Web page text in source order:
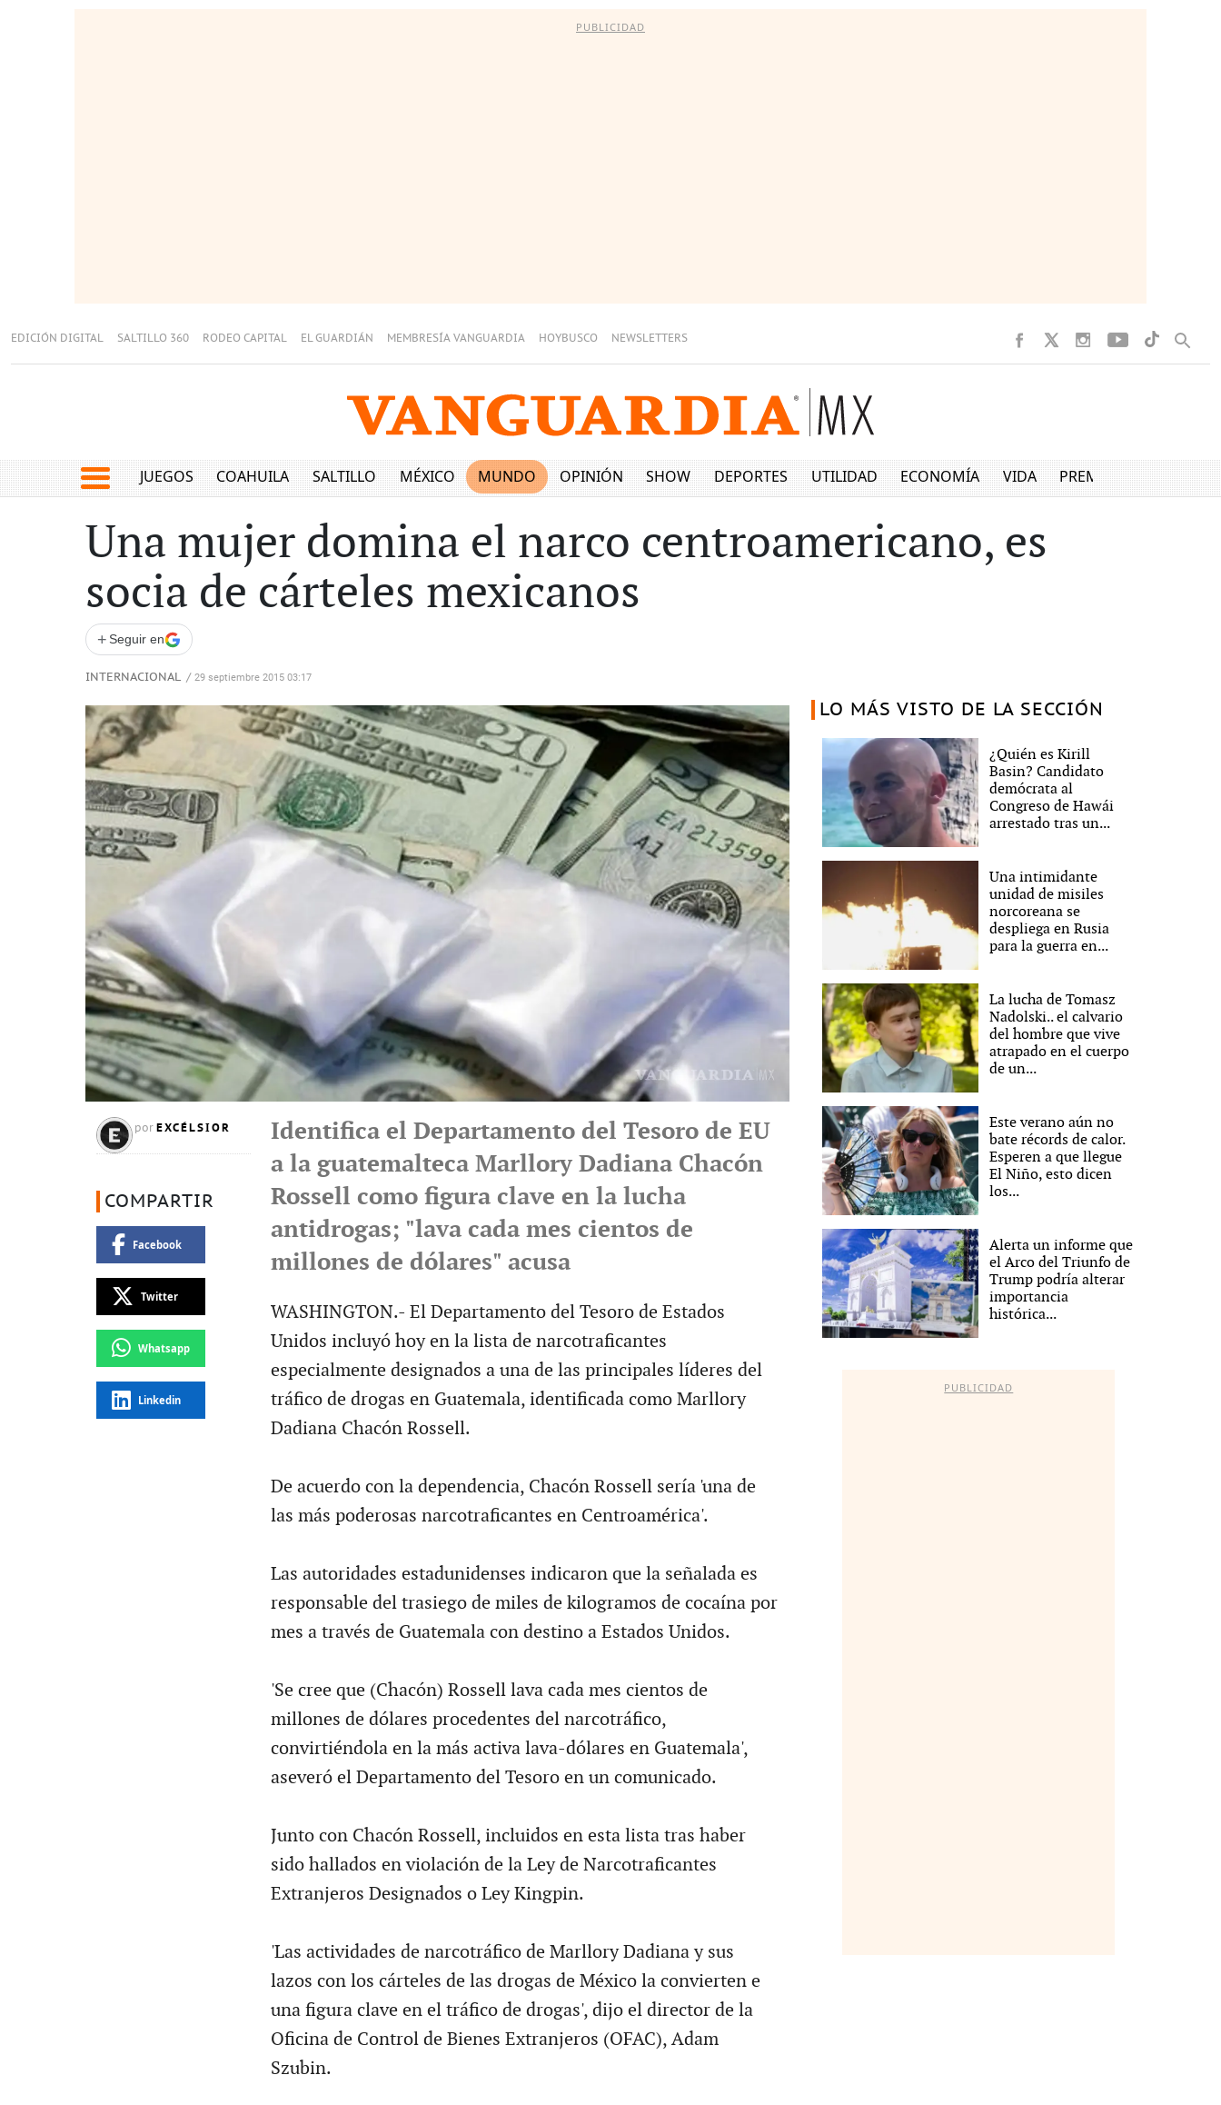
PUBLICIDAD
EDICIÓN DIGITAL SALTILLO 360 RODEO CAPITAL EL GUARDIÁN MEMBRESÍA VANGUARDIA HOYBUSCO NEWSLETTERS
JUEGOS COAHUILA SALTILLO MÉXICO MUNDO OPINIÓN SHOW DEPORTES UTILIDAD ECONOMÍA VIDA PREMIUM
Una mujer domina el narco centroamericano, es
socia de cárteles mexicanos
+ Seguir en
INTERNACIONAL / 29 septiembre 2015 03:17
por EXCÉLSIOR
COMPARTIR
Facebook
Twitter
Whatsapp
Linkedin
Identifica el Departamento del Tesoro de EU
a la guatemalteca Marllory Dadiana Chacón
Rossell como figura clave en la lucha
antidrogas; "lava cada mes cientos de
millones de dólares" acusa
WASHINGTON.- El Departamento del Tesoro de Estados
Unidos incluyó hoy en la lista de narcotraficantes
especialmente designados a una de las principales líderes del
tráfico de drogas en Guatemala, identificada como Marllory
Dadiana Chacón Rossell.
De acuerdo con la dependencia, Chacón Rossell sería 'una de
las más poderosas narcotraficantes en Centroamérica'.
Las autoridades estadunidenses indicaron que la señalada es
responsable del trasiego de miles de kilogramos de cocaína por
mes a través de Guatemala con destino a Estados Unidos.
'Se cree que (Chacón) Rossell lava cada mes cientos de
millones de dólares procedentes del narcotráfico,
convirtiéndola en la más activa lava-dólares en Guatemala',
aseveró el Departamento del Tesoro en un comunicado.
Junto con Chacón Rossell, incluidos en esta lista tras haber
sido hallados en violación de la Ley de Narcotraficantes
Extranjeros Designados o Ley Kingpin.
'Las actividades de narcotráfico de Marllory Dadiana y sus
lazos con los cárteles de las drogas de México la convierten e
una figura clave en el tráfico de drogas', dijo el director de la
Oficina de Control de Bienes Extranjeros (OFAC), Adam
Szubin.
LO MÁS VISTO DE LA SECCIÓN
¿Quién es Kirill
Basin? Candidato
demócrata al
Congreso de Hawái
arrestado tras un...
Una intimidante
unidad de misiles
norcoreana se
despliega en Rusia
para la guerra en...
La lucha de Tomasz
Nadolski.. el calvario
del hombre que vive
atrapado en el cuerpo
de un...
Este verano aún no
bate récords de calor.
Esperen a que llegue
El Niño, esto dicen
los...
Alerta un informe que
el Arco del Triunfo de
Trump podría alterar
importancia
histórica...
PUBLICIDAD